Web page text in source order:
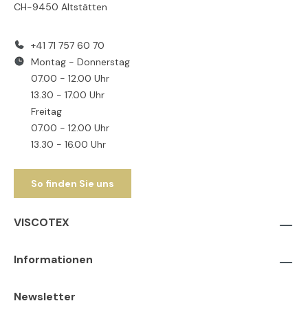
CH-9450 Altstätten
+41 71 757 60 70
Montag - Donnerstag
07.00 - 12.00 Uhr
13.30 - 17.00 Uhr
Freitag
07.00 - 12.00 Uhr
13.30 - 16.00 Uhr
So finden Sie uns
VISCOTEX
Informationen
Newsletter